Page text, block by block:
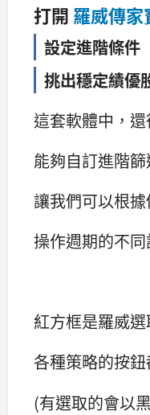
打開 羅威傳家
設定進階條件
挑出穩定績優
這套軟體中，
能夠自訂進階篩
讓我們可以根
操作週期的不同
紅方框是羅威
各種策略的按
(有選取的會以